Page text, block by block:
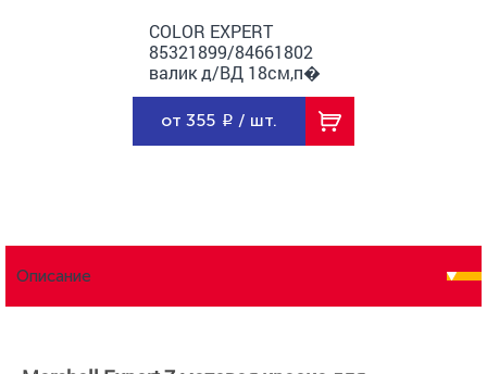
COLOR EXPERT
85321899/84661802
валик д/ВД 18см,п�
…
от 355 / шт.
Описание